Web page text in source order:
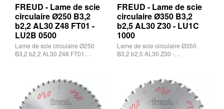
FREUD - Lame de scie
circulaire Ø250 B3,2
b2,2 AL30 Z48 FT01 -
LU2B 0500
Lame de scie circulaire Ø250
B3,2 b2,2 AL30 Z48 FT01…
FREUD - Lame de scie
circulaire Ø350 B3,2
b2,5 AL30 Z30 - LU1C
1000
Lame de scie circulaire Ø350
B3,2 b2,5 AL30 Z30 -…